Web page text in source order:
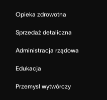
Opieka zdrowotna
Sprzedaż detaliczna
Administracja rządowa
Edukacja
Przemysł wytwórczy